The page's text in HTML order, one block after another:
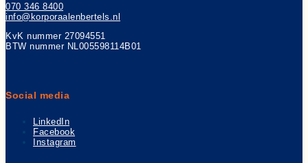
070 346 8400
info@korporaalenbertels.nl
KvK nummer 27094551
BTW nummer NL005598114B01
Social media
LinkedIn
Facebook
Instagram